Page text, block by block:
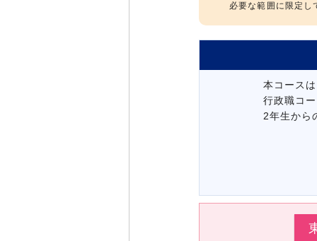
必要な範囲に限定し
本コース
行政職コ
2年生から